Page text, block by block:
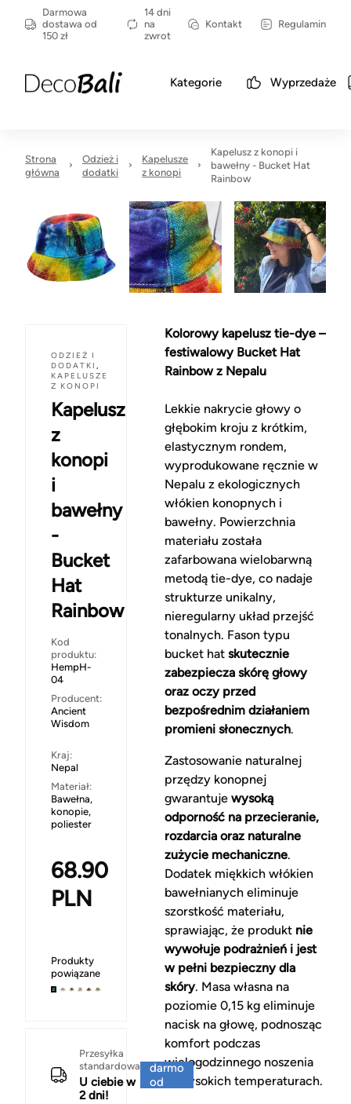
Darmowa
dostawa od
150 zł
14 dni
na
zwrot
Kontakt Regulamin
Kategorie Wyprzedaże
Strona
główna
Odzież i
dodatki
Kapelusze
z konopi
Kapelusz z konopi i
bawełny - Bucket Hat
Rainbow
ODZIEŻ I
DODATKI ,
KAPELUSZE
Z KONOPI
Kapelusz
z
konopi
i
bawełny
-
Bucket
Hat
Rainbow
Kod
produktu:
HempH-
04
Producent:
Ancient
Wisdom
Kraj:
Nepal
Materiał:
Bawełna,
konopie,
poliester
68.90
PLN
Produkty
powiązane
Przesyłka
standardowa
U ciebie w
2 dni!
darmo
od
Kolorowy kapelusz tie-dye –
festiwalowy Bucket Hat
Rainbow z Nepalu
Lekkie nakrycie głowy o
głębokim kroju z krótkim,
elastycznym rondem,
wyprodukowane ręcznie w
Nepalu z ekologicznych
włókien konopnych i
bawełny. Powierzchnia
materiału została
zafarbowana wielobarwną
metodą tie-dye, co nadaje
strukturze unikalny,
nieregularny układ przejść
tonalnych. Fason typu
bucket hat skutecznie
zabezpiecza skórę głowy
oraz oczy przed
bezpośrednim działaniem
promieni słonecznych.
Zastosowanie naturalnej
przędzy konopnej
gwarantuje wysoką
odporność na przecieranie,
rozdarcia oraz naturalne
zużycie mechaniczne.
Dodatek miękkich włókien
bawełnianych eliminuje
szorstkość materiału,
sprawiając, że produkt nie
wywołuje podrażnień i jest
w pełni bezpieczny dla
skóry. Masa własna na
poziomie 0,15 kg eliminuje
nacisk na głowę, podnosząc
komfort podczas
wielogodzinnego noszenia
w wysokich temperaturach.